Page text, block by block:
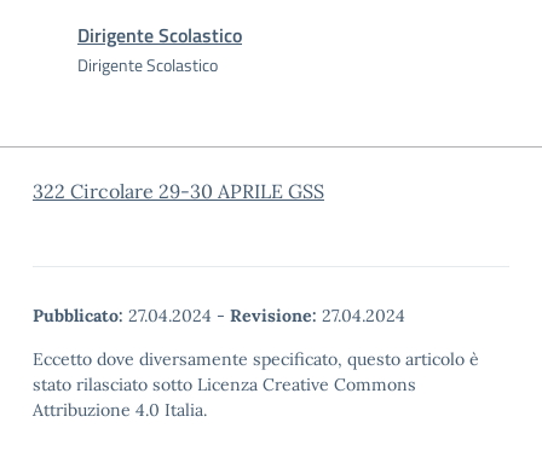
Dirigente Scolastico
Dirigente Scolastico
322 Circolare 29-30 APRILE GSS
Pubblicato: 27.04.2024 - Revisione: 27.04.2024
Eccetto dove diversamente specificato, questo articolo è
stato rilasciato sotto Licenza Creative Commons
Attribuzione 4.0 Italia.